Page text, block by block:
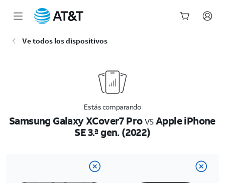
Ve todos los dispositivos
Estás comparando
Samsung Galaxy XCover7 ProvsApple iPhone
SE 3.ª gen. (2022)